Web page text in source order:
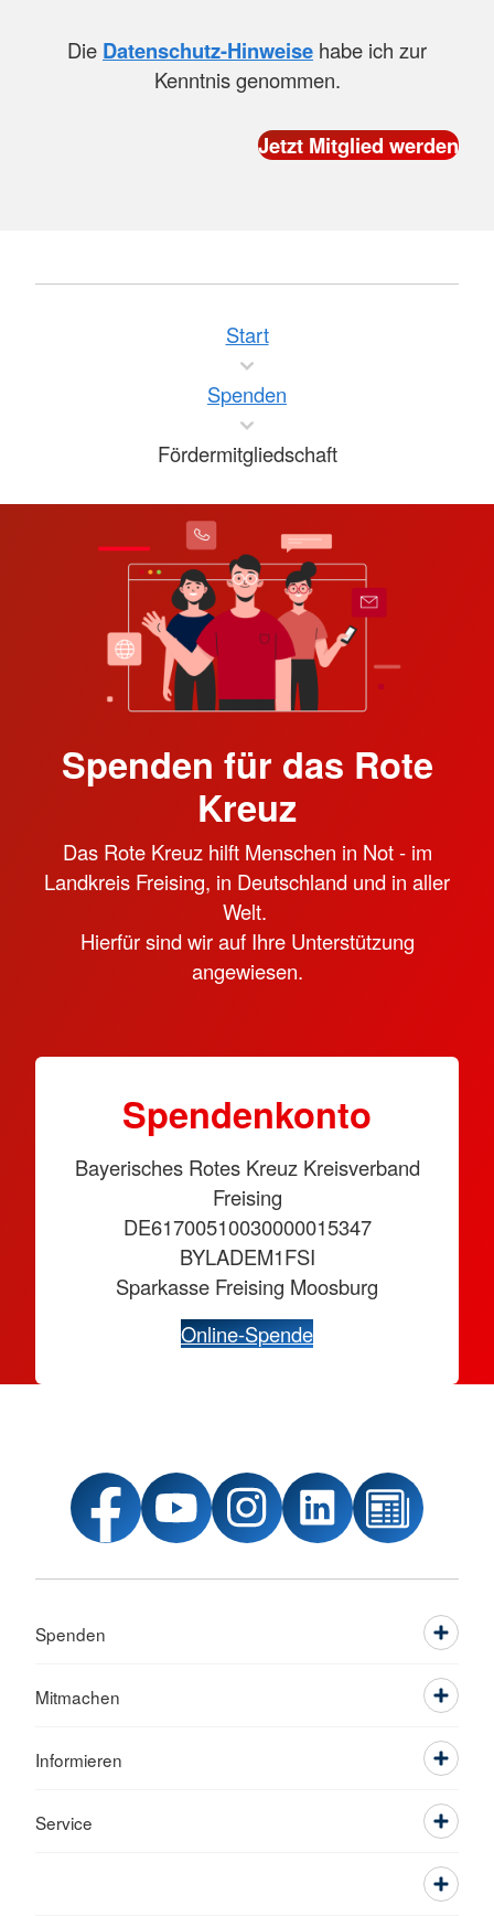
Die Datenschutz-Hinweise habe ich zur
Kenntnis genommen.
Start
Spenden
Fördermitgliedschaft
Spenden für das Rote
Kreuz
Das Rote Kreuz hilft Menschen in Not - im
Landkreis Freising, in Deutschland und in aller
Welt.
Hierfür sind wir auf Ihre Unterstützung
angewiesen.
Spendenkonto
Bayerisches Rotes Kreuz Kreisverband
Freising
DE61700510030000015347
BYLADEM1FSI
Sparkasse Freising Moosburg
Online-Spende
Spenden
Mitmachen
Informieren
Service